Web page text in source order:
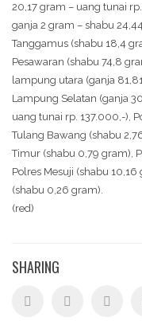
20,17 gram – uang tunai
ganja 2 gram – shabu
Tanggamus (shabu 18,4
Pesawaran (shabu 74,8
lampung utara (ganja
Lampung Selatan (ganja
uang tunai rp. 137.000,-),
Tulang Bawang (shabu
Timur (shabu 0,79 gram),
Polres Mesuji (shabu
(shabu 0,26 gram).
(red)
SHARING